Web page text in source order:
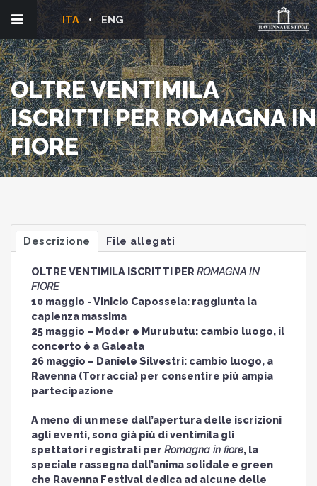
ENG
ITA
OLTRE VENTIMILA
ISCRITTI PER ROMAGNA IN
FIORE
Descrizione File allegati
OLTRE VENTIMILA ISCRITTI PER ROMAGNA IN
FIORE
10 maggio - Vinicio Capossela: raggiunta la
capienza massima
25 maggio – Moder e Murubutu: cambio luogo, il
concerto è a Galeata
26 maggio – Daniele Silvestri: cambio luogo, a
Ravenna (Torraccia) per consentire più ampia
partecipazione
A meno di un mese dall’apertura delle iscrizioni
agli eventi, sono già più di ventimila gli
spettatori registrati per Romagna in fiore, la
speciale rassegna dall’anima solidale e green
che Ravenna Festival dedica ad alcune delle